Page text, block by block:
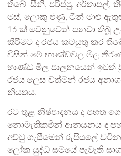
තිබේ. සීනි, පරිප්පු, අර්තාපල්,
මස්, ලොකු ළුණු, ටින් මාළු ඇතුළු
16 ක් වෙනුවෙන් පනවා තිබූ
කිරීමට ද රජය කටයුතු කර
විසින් මේ භාණ්ඩවල මිල
භාණ්ඩ මිල පාලනයෙන් ඉවත්
රජය ලෙස වත්මන් රජය
නියතය.
රට තුළ නිෂ්පාදනය ද පහත
නොමැතිකමින් ආනයනය ද
අච්චු ගැසීමෙන් රුපියලේ
ලෝක යුද්ධ සමයේ පැවැති